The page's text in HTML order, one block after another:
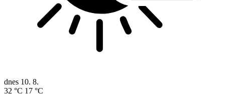
dnes 10. 8.
32 °C 17 °C